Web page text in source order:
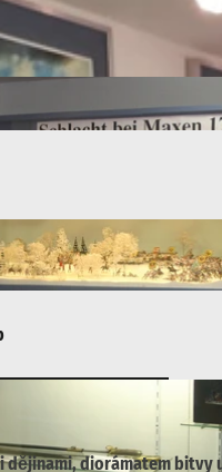
dějinami, diorámatem